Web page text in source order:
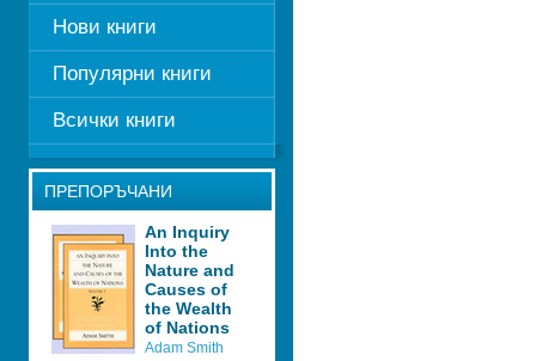
Нови книги
Популярни книги
Всички книги
ПРЕПОРЪЧАНИ
An Inquiry
Into the
Nature and
Causes of
the Wealth
of Nations
Adam Smith